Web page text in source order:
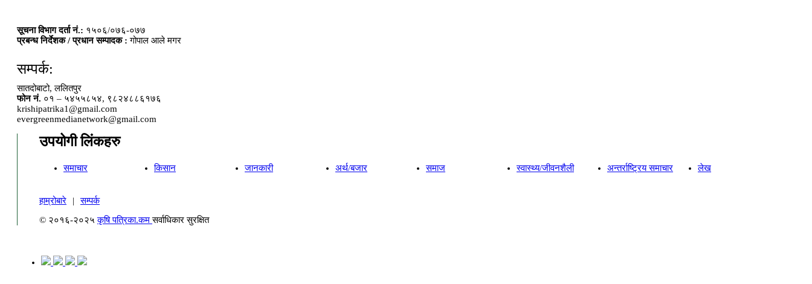
सूचना विभाग दर्ता नं.: १५०६/०७६-०७७
प्रबन्ध निर्देशक / प्रधान सम्पादक : गोपाल आले मगर
सम्पर्क:
सातदोबाटो, ललितपुर
फोन नं. ०१ – ५४५५८५४, ९८२४८८६१७६
krishipatrika1@gmail.com
evergreenmedianetwork@gmail.com
उपयोगी लिंकहरु
समाचार किसान जानकारी अर्थ/बजार समाज स्वास्थ्य/जीवनशैली अन्तर्राष्ट्रिय समाचार लेख
हाम्रोबारे |
सम्पर्क
© २०१६-२०२५कृषि पत्रिका.कमसर्वाधिकार सुरक्षित